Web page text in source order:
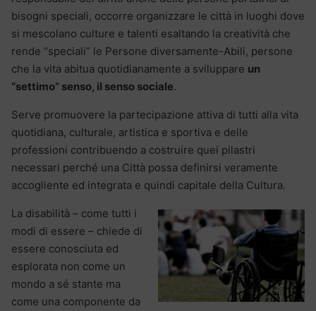
bisogni speciali, occorre organizzare le città in luoghi dove
si mescolano culture e talenti esaltando la creatività che
rende “speciali” le Persone diversamente-Abili, persone
che la vita abitua quotidianamente a sviluppare un
“settimo” senso, il senso sociale.
Serve promuovere la partecipazione attiva di tutti alla vita
quotidiana, culturale, artistica e sportiva e delle
professioni contribuendo a costruire quei pilastri
necessari perché una Città possa definirsi veramente
accogliente ed integrata e quindi capitale della Cultura.
La disabilità – come tutti i
modi di essere – chiede di
essere conosciuta ed
esplorata non come un
mondo a sé stante ma
come una componente da